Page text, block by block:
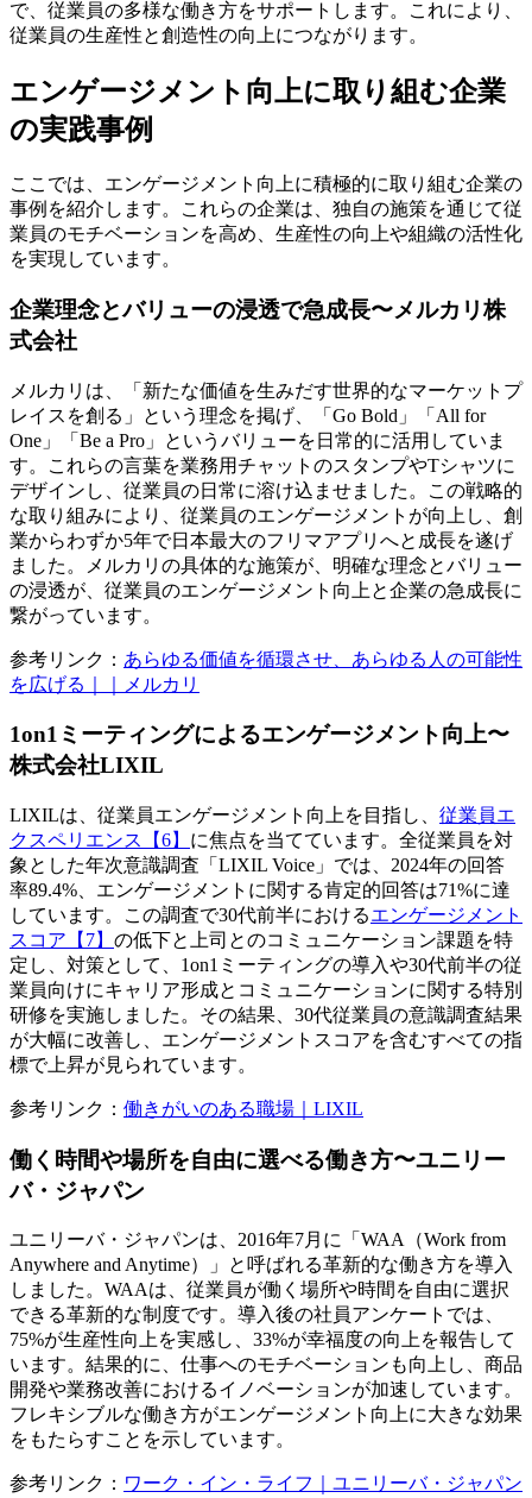
で、従業員の多様な働き方をサポートします。これにより、
従業員の生産性と創造性の向上につながります。
エンゲージメント向上に取り組む企業
の実践事例
ここでは、エンゲージメント向上に積極的に取り組む企業の
事例を紹介します。これらの企業は、独自の施策を通じて従
業員のモチベーションを高め、生産性の向上や組織の活性化
を実現しています。
企業理念とバリューの浸透で急成長〜メルカリ株
式会社
メルカリは、「新たな価値を生みだす世界的なマーケットプ
レイスを創る」という理念を掲げ、「Go Bold」「All for
One」「Be a Pro」というバリューを日常的に活用していま
す。これらの言葉を業務用チャットのスタンプやTシャツに
デザインし、従業員の日常に溶け込ませました。この戦略的
な取り組みにより、従業員のエンゲージメントが向上し、創
業からわずか5年で日本最大のフリマアプリへと成長を遂げ
ました。メルカリの具体的な施策が、明確な理念とバリュー
の浸透が、従業員のエンゲージメント向上と企業の急成長に
繋がっています。
参考リンク： あらゆる価値を循環させ、あらゆる人の可能性
を広げる｜｜メルカリ
1on1ミーティングによるエンゲージメント向上〜
株式会社LIXIL
LIXILは、従業員エンゲージメント向上を目指し、 従業員エ
クスペリエンス【6】 に焦点を当てています。全従業員を対
象とした年次意識調査「LIXIL Voice」では、2024年の回答
率89.4%、エンゲージメントに関する肯定的回答は71%に達
しています。この調査で30代前半におけるエンゲージメント
スコア【7】 の低下と上司とのコミュニケーション課題を特
定し、対策として、1on1ミーティングの導入や30代前半の従
業員向けにキャリア形成とコミュニケーションに関する特別
研修を実施しました。その結果、30代従業員の意識調査結果
が大幅に改善し、エンゲージメントスコアを含むすべての指
標で上昇が見られています。
参考リンク： 働きがいのある職場｜LIXIL
働く時間や場所を自由に選べる働き方〜ユニリー
バ・ジャパン
ユニリーバ・ジャパンは、2016年7月に「WAA（Work from
Anywhere and Anytime）」と呼ばれる革新的な働き方を導入
しました。WAAは、従業員が働く場所や時間を自由に選択
できる革新的な制度です。導入後の社員アンケートでは、
75%が生産性向上を実感し、33%が幸福度の向上を報告して
います。結果的に、仕事へのモチベーションも向上し、商品
開発や業務改善におけるイノベーションが加速しています。
フレキシブルな働き方がエンゲージメント向上に大きな効果
をもたらすことを示しています。
参考リンク： ワーク・イン・ライフ｜ユニリーバ・ジャパン